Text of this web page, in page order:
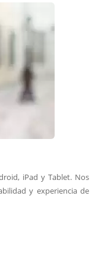
iPad y Tablet. Nos
y experiencia de